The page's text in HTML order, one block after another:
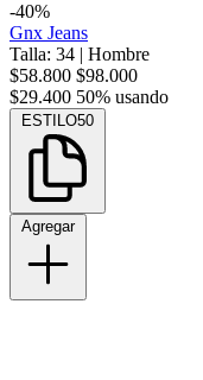
-40%
Gnx Jeans
Talla: 34 | Hombre
$58.800 $98.000
$29.400 50% usando
ESTILO50
Agregar